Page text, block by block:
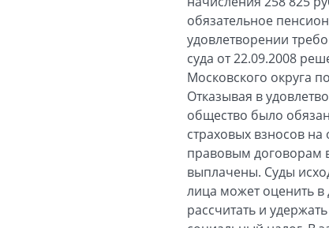
обязательное
удовлетворении
суда от 22.09.2008
Московского округа
Отказывая в
общество было
страховых взносов
правовым договорам
выплачены. Суды
лица может оценить
рассчитать и